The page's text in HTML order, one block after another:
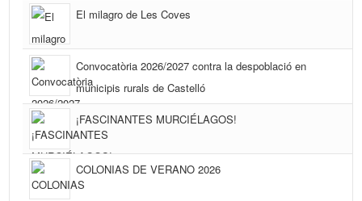
El milagro de Les Coves
Convocatòria 2026/2027 contra la despoblació en
municipis rurals de Castelló
¡FASCINANTES MURCIÉLAGOS!
COLONIAS DE VERANO 2026